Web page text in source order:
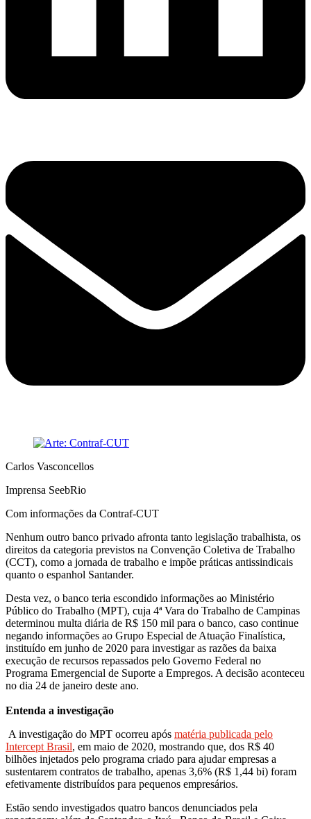
Carlos Vasconcellos
Imprensa SeebRio
Com informações da Contraf-CUT
Nenhum outro banco privado afronta tanto legislação trabalhista, os
direitos da categoria previstos na Convenção Coletiva de Trabalho
(CCT), como a jornada de trabalho e impõe práticas antissindicais
quanto o espanhol Santander.
Desta vez, o banco teria escondido informações ao Ministério
Público do Trabalho (MPT), cuja 4ª Vara do Trabalho de Campinas
determinou multa diária de R$ 150 mil para o banco, caso continue
negando informações ao Grupo Especial de Atuação Finalística,
instituído em junho de 2020 para investigar as razões da baixa
execução de recursos repassados pelo Governo Federal no
Programa Emergencial de Suporte a Empregos. A decisão aconteceu
no dia 24 de janeiro deste ano.
Entenda a investigação
A investigação do MPT ocorreu após matéria publicada pelo
Intercept Brasil, em maio de 2020, mostrando que, dos R$ 40
bilhões injetados pelo programa criado para ajudar empresas a
sustentarem contratos de trabalho, apenas 3,6% (R$ 1,44 bi) foram
efetivamente distribuídos para pequenos empresários.
Estão sendo investigados quatro bancos denunciados pela